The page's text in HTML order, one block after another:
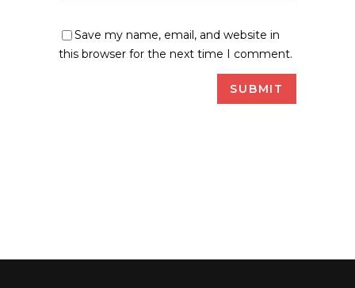
Save my name, email, and website in
this browser for the next time I comment.